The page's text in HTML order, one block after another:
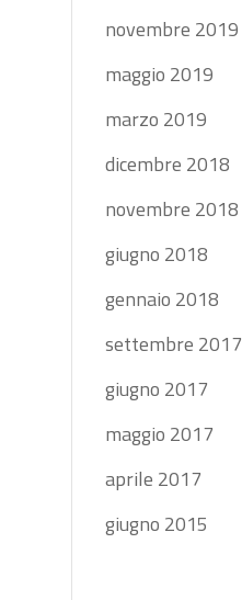
novembre 2019
maggio 2019
marzo 2019
dicembre 2018
novembre 2018
giugno 2018
gennaio 2018
settembre 2017
giugno 2017
maggio 2017
aprile 2017
giugno 2015